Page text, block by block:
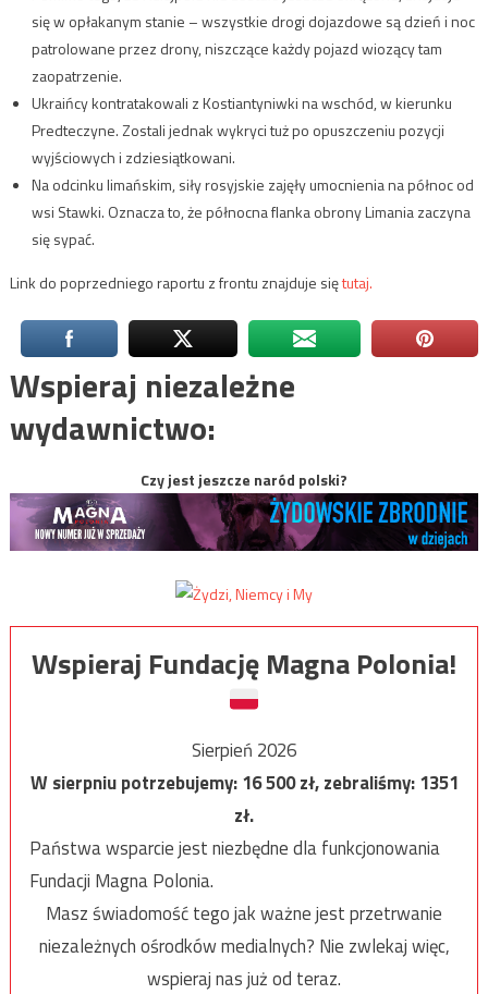
się w opłakanym stanie – wszystkie drogi dojazdowe są dzień i noc
patrolowane przez drony, niszczące każdy pojazd wiozący tam
zaopatrzenie.
Ukraińcy kontratakowali z Kostiantyniwki na wschód, w kierunku
Predteczyne. Zostali jednak wykryci tuż po opuszczeniu pozycji
wyjściowych i zdziesiątkowani.
Na odcinku limańskim, siły rosyjskie zajęły umocnienia na północ od
wsi Stawki. Oznacza to, że północna flanka obrony Limania zaczyna
się sypać.
Link do poprzedniego raportu z frontu znajduje siętutaj.
Wspieraj niezależne
wydawnictwo:
Czy jest jeszcze naród polski?
Wspieraj Fundację Magna Polonia!
Sierpień 2026
W sierpniu potrzebujemy:16 500zł, zebraliśmy:1351
zł.
Państwa wsparcie jest niezbędne dla funkcjonowania
Fundacji Magna Polonia.
Masz świadomość tego jak ważne jest przetrwanie
niezależnych ośrodków medialnych? Nie zwlekaj więc,
wspieraj nas już od teraz.